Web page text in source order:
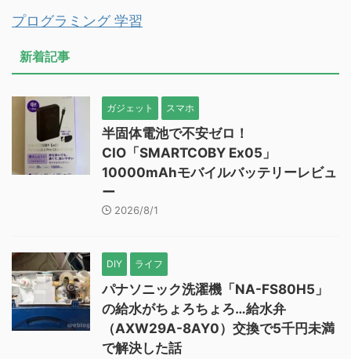
プログラミング 学習
新着記事
ガジェット スマホ
半固体電池で不安ゼロ！
CIO「SMARTCOBY Ex05」
10000mAhモバイルバッテリーレビュ
ー
2026/8/1
DIY ライフ
パナソニック洗濯機「NA-FS80H5」
の給水がちょろちょろ…給水弁
（AXW29A-8AY0）交換で5千円未満
で解決した話